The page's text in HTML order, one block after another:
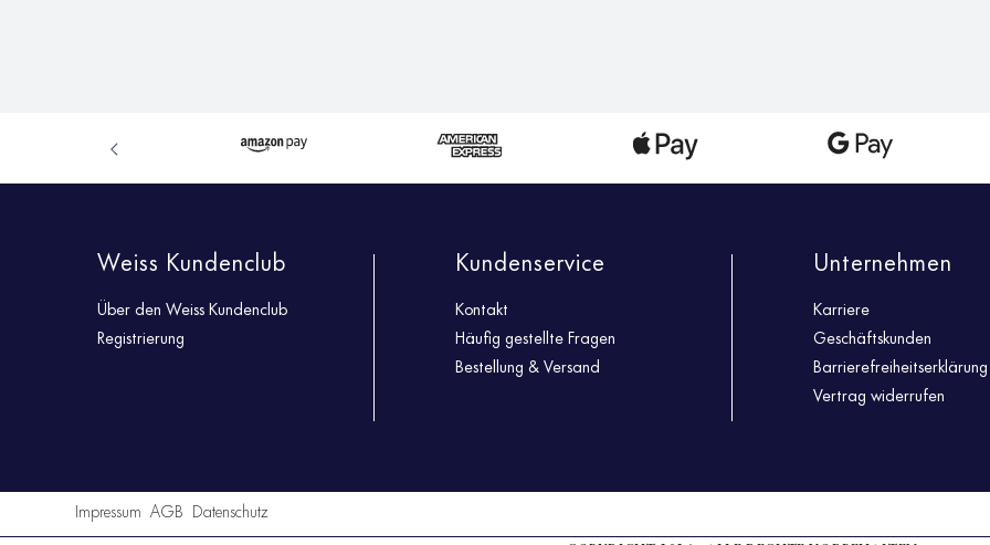
Weiss Kundenclub
Über den Weiss Kundenclub
Registrierung
Kundenservice
Kontakt
Häufig gestellte Fragen
Bestellung & Versand
Unternehmen
Karriere
Geschäftskunden
Barrierefreiheitserklärung
Vertrag widerrufen
Impressum AGB Datenschutz